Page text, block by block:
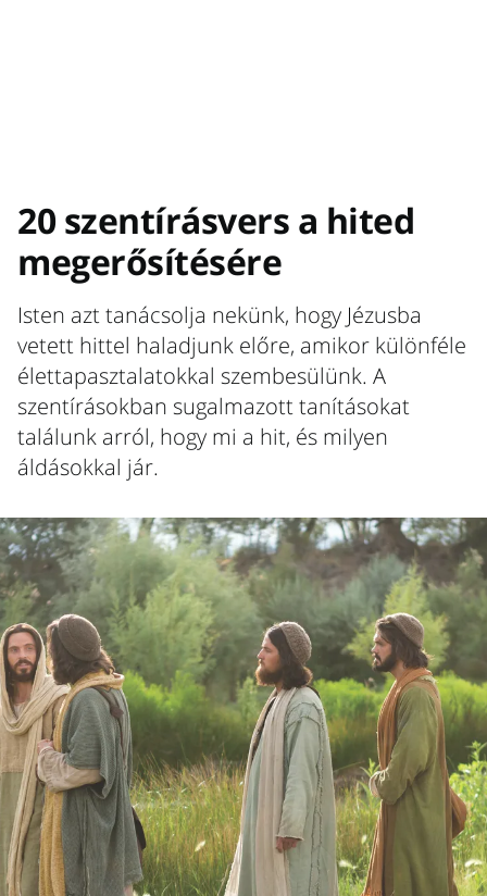
20 szentírásvers a hited
megerősítésére
Isten azt tanácsolja nekünk, hogy Jézusba
vetett hittel haladjunk előre, amikor különféle
élettapasztalatokkal szembesülünk. A
szentírásokban sugalmazott tanításokat
találunk arról, hogy mi a hit, és milyen
áldásokkal jár.